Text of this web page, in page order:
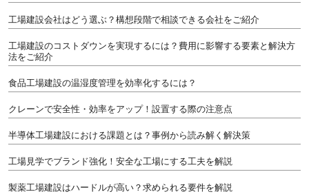
工場建設会社はどう選ぶ？構想段階で相談できる会社をご紹介
工場建設のコストダウンを実現するには？費用に影響する要素と解決方
法をご紹介
食品工場建設の温湿度管理を効率化するには？
クレーンで安全性・効率をアップ！設置する際の注意点
半導体工場建設における課題とは？事例から読み解く解決策
工場見学でブランド強化！安全な工場にする工夫を解説
製薬工場建設はハードルが高い？求められる要件を解説